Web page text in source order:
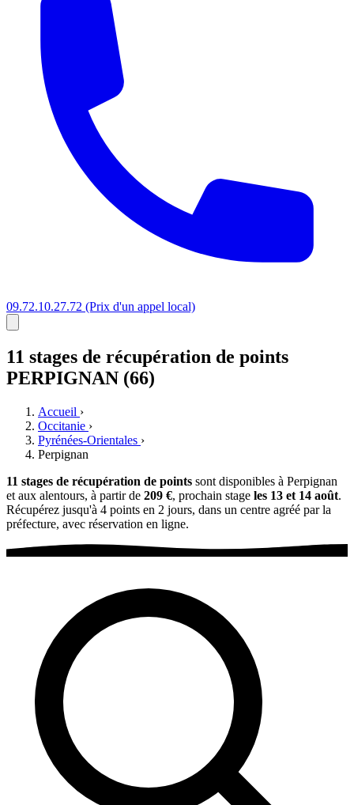
09.72.10.27.72 (Prix d'un appel local)
11 stages de récupération de points
PERPIGNAN (66)
Accueil ›
Occitanie ›
Pyrénées-Orientales ›
Perpignan
11 stages de récupération de points sont disponibles à Perpignan
et aux alentours, à partir de 209 €, prochain stage les 13 et 14 août.
Récupérez jusqu'à 4 points en 2 jours, dans un centre agréé par la
préfecture, avec réservation en ligne.